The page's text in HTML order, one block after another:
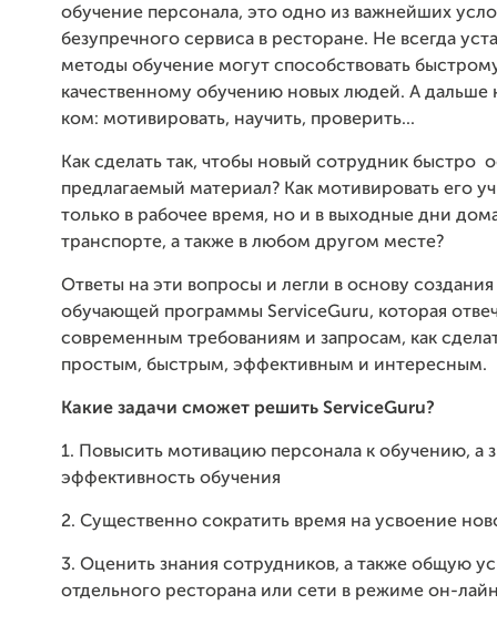
обучение персонала, это одно из важнейших
безупречного сервиса в ресторане. Не всегда
методы обучение могут способствовать
качественному обучению новых людей. А дальше
ком: мотивировать, научить, проверить...
Как сделать так, чтобы новый сотрудник быстро
предлагаемый материал? Как мотивировать его
только в рабочее время, но и в выходные дни
транспорте, а также в любом другом месте?
Ответы на эти вопросы и легли в основу
обучающей программы ServiceGuru, которая
современным требованиям и запросам, как
простым, быстрым, эффективным и интересным.
Какие задачи сможет решить ServiceGuru?
1. Повысить мотивацию персонала к обучению, а
эффективность обучения
2. Существенно сократить время на усвоение
3. Оценить знания сотрудников, а также общую
отдельного ресторана или сети в режиме он-